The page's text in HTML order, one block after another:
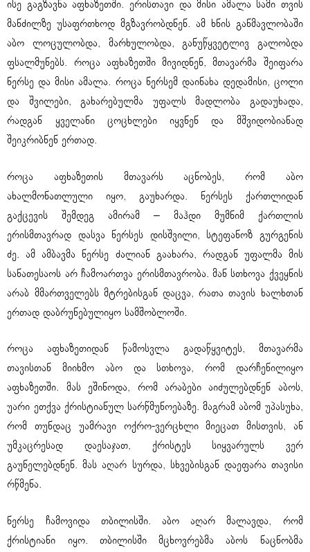
ისე გაგზავნა აფხაზეთში. ერისთავი და მისი ამალა სამი თვის
მანძილზე უსაფრთხოდ მგზავრობდნენ. ამ ხნის განმავლობაში
აბო ლოცულობდა, მარხულობდა, განუწყვეტლივ გალობდა
ფსალმუნებს. როცა აფხაზეთში მივიდნენ, მთავარმა შეიფარა
ნერსე და მისი ამალა. როცა ნერსემ დაინახა დედამისი, ცოლი
და შვილები, გახარებულმა უფალს მადლობა გადაუხადა,
რადგან ყველანი ცოცხლები იყვნენ და მშვიდობიანად
შეიკრიბნენ ერთად.
როცა აფხაზეთის მთავარს აცნობეს, რომ აბო
ახალმონათლული იყო, გაუხარდა. ნერსეს ქართლიდან
გაქცევის შემდეგ ამირამ – მაჰდი მუმნიმ ქართლის
ერისმთავრად დასვა ნერსეს დისშვილი, სტეფანოზ გურგენის
ძე. ამ ამბავმა ნერსე ძალიან გაახარა, რადგან უფალმა მის
სანათესაოს არ ჩამოართვა ერისმთავრობა. მან სთხოვა ქვეყნის
არაბ მმართველებს მტრებისგან დაცვა, რათა თავის ხალხთან
ერთად დაბრუნებულიყო სამშობლოში.
როცა აფხაზეთიდან წამოსვლა გადაწყვიტეს, მთავარმა
თავისთან მიიხმო აბო და სთხოვა, რომ დარჩენილიყო
აფხაზეთში. მას ეშინოდა, რომ არაბები აიძულებდნენ აბოს,
უარი ეთქვა ქრისტიანულ სარწმუნოებაზე. მაგრამ აბომ უპასუხა,
რომ თუნდაც უამრავი ოქრო-ვერცხლი მიეცათ მისთვის, ან
უმკაცრესად დაესაჯათ, ქრისტეს სიყვარულს ვერ
გაუნელებდნენ. მას აღარ სურდა, სხვებისგან დაეფარა თავისი
რწმენა.
ნერსე ჩამოვიდა თბილისში. აბო აღარ მალავდა, რომ
ქრისტიანი იყო. თბილისში მცხოვრებმა აბოს ნაცნობმა